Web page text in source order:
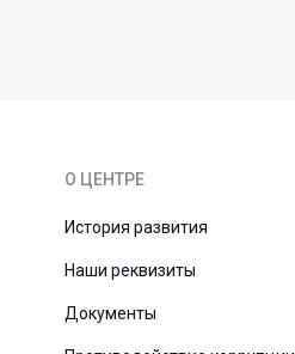
О ЦЕНТРЕ
История развития
Наши реквизиты
Документы